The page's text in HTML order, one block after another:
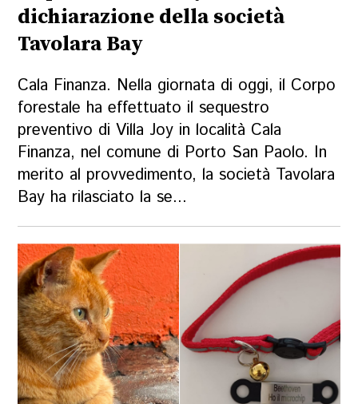
dichiarazione della società
Tavolara Bay
Cala Finanza. Nella giornata di oggi, il Corpo
forestale ha effettuato il sequestro
preventivo di Villa Joy in località Cala
Finanza, nel comune di Porto San Paolo. In
merito al provvedimento, la società Tavolara
Bay ha rilasciato la se...